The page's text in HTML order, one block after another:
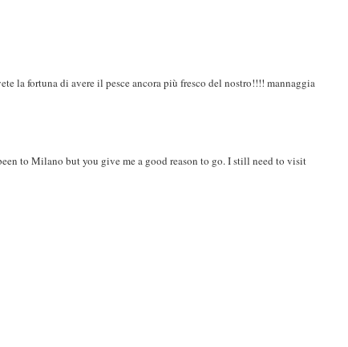
la fortuna di avere il pesce ancora più fresco del nostro!!!! mannaggia
to Milano but you give me a good reason to go. I still need to visit